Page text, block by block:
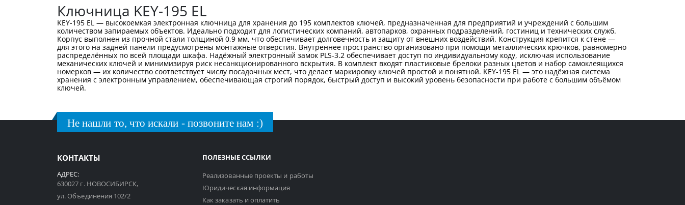
Ключница KEY-195 EL
KEY-195 EL — высокоемкая электронная ключница для хранения до 195 комплектов ключей, предназначенная для предприятий и учреждений с большим
количеством запираемых объектов. Идеально подходит для логистических компаний, автопарков, охранных подразделений, гостиниц и технических служб.
Корпус выполнен из прочной стали толщиной 0,9 мм, что обеспечивает долговечность и защиту от внешних воздействий. Конструкция крепится к стене —
для этого на задней панели предусмотрены монтажные отверстия. Внутреннее пространство организовано при помощи металлических крючков, равномерно
распределённых по всей площади шкафа. Надёжный электронный замок PLS-3.2 обеспечивает доступ по индивидуальному коду, исключая использование
механических ключей и минимизируя риск несанкционированного вскрытия. В комплект входят пластиковые брелоки разных цветов и набор самоклеящихся
номерков — их количество соответствует числу посадочных мест, что делает маркировку ключей простой и понятной. KEY-195 EL — это надёжная система
хранения с электронным управлением, обеспечивающая строгий порядок, быстрый доступ и высокий уровень безопасности при работе с большим объёмом
ключей.
Не нашли то, что искали - позвоните нам :)
КОНТАКТЫ
АДРЕС:
630027 г. НОВОСИБИРСК,
ул. Объединения 102/2
ПОЛЕЗНЫЕ ССЫЛКИ
Реализованные проекты и работы
Юридическая информация
Как заказать и оплатить